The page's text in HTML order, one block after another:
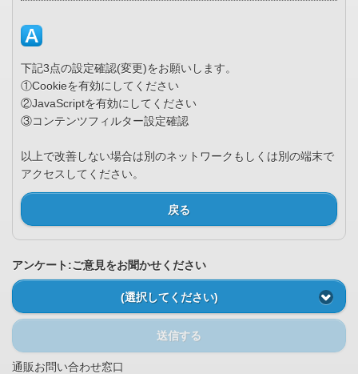
下記3点の設定確認(変更)をお願いします。
①Cookieを有効にしてください
②JavaScriptを有効にしてください
③コンテンツフィルター設定確認
以上で改善しない場合は別のネットワークもしくは別の端末で
アクセスしてください。
戻る
アンケート:ご意見をお聞かせください
(選択してください)
送信する
通販お問い合わせ窓口